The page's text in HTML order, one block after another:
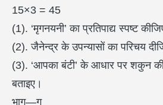
15×3 = 45
(1). ‘मृगनयनी’ का प्रतिपाद्य स्पष्ट
(2). जैनेन्द्र के उपन्यासों का परिचय
(3). ‘आपका बंटी’ के आधार पर शकुन की
बताइए।
भाग—ग